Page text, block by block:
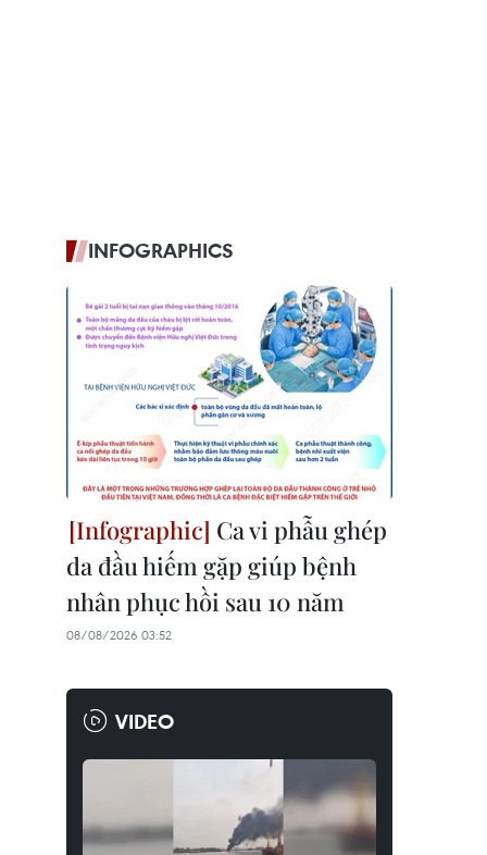
INFOGRAPHICS
Ca vi phẫu ghép
da đầu hiếm gặp giúp bệnh
nhân phục hồi sau 10 năm
08/08/2026 03:52
VIDEO